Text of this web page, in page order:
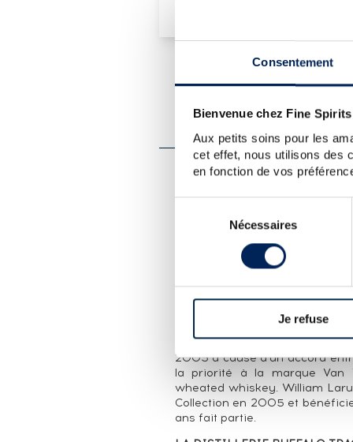
Consentement
Bienvenue chez Fine
Aux petits soins pour les
cet effet, nous utilisons des
en fonction de vos
consentement
Nécessaires
Je refuse
PRÉSENTATION DU
WILLIAM LARUE WELLER
Trace, dans le Kentucky.
alors de faire un ersatz de
colorant et en l'aromatisant.
donne et Weller meurt deux
Winkle. Il créé la distillerie
Old Weller et Old Fitzgerald.
Sazerac en 1999 qui en
gamme Weller est lancée en
2003 à cause d'un accord
la priorité à la marque Van
wheated whiskey. William
Collection en 2005 et
ans fait partie.